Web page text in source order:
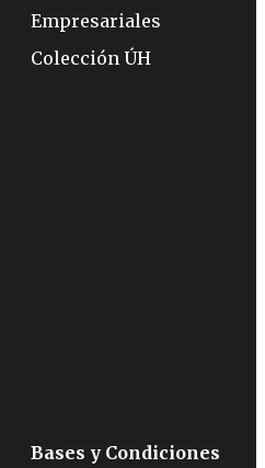
Empresariales
Colección ÚH
Bases y Condiciones